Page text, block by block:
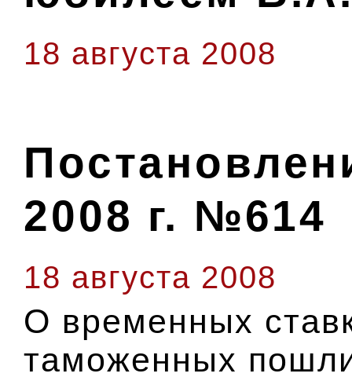
18 августа 2008
2008 г. №614
18 августа 2008
О временных
таможенных